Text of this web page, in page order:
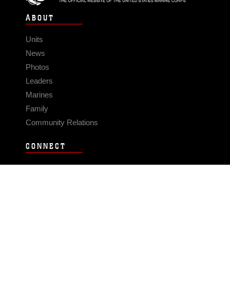
ABOUT
Units
News
Photos
Leaders
Marines
Family
Community Relations
CONNECT
Contact Us